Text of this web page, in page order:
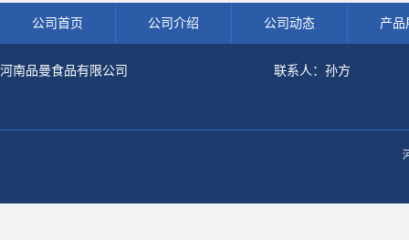
公司首页 公司介绍 公司动态 产品
河南品曼食品有限公司 联系人：孙方